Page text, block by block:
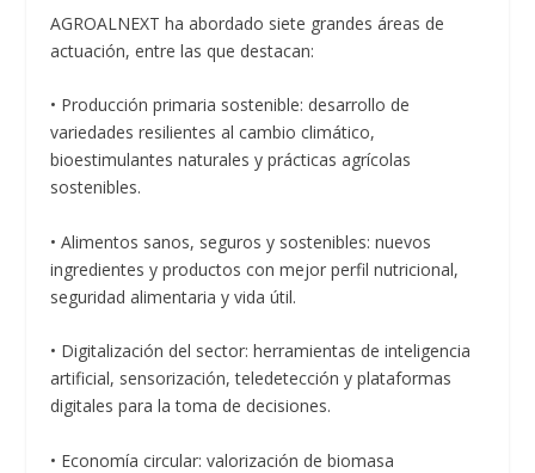
AGROALNEXT ha abordado siete grandes áreas de
actuación, entre las que destacan:
• Producción primaria sostenible: desarrollo de
variedades resilientes al cambio climático,
bioestimulantes naturales y prácticas agrícolas
sostenibles.
• Alimentos sanos, seguros y sostenibles: nuevos
ingredientes y productos con mejor perfil nutricional,
seguridad alimentaria y vida útil.
• Digitalización del sector: herramientas de inteligencia
artificial, sensorización, teledetección y plataformas
digitales para la toma de decisiones.
• Economía circular: valorización de biomasa